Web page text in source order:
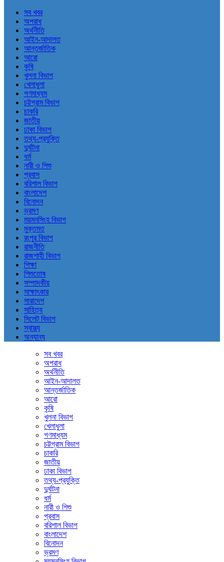
সব খবর
অপরাধ
অর্থনীতি
আইন-আদালত
আন্তর্জাতিক
আরো
কৃষি
খুলনা বিভাগ
খেলাধুলা
গণমাধ্যম
চট্টগ্রাম বিভাগ
চাকরি
জাতীয়
ঢাকা বিভাগ
তথ্য-প্রযুক্তি
দুর্ঘটনা
ধর্ম
নারী ও শিশু
প্রবাস
বরিশাল বিভাগ
বাংলাদেশ
বিনোদন
ভ্রমণ
ময়মনসিংহ বিভাগ
মুক্তমত
রংপুর বিভাগ
রাজনীতি
রাজশাহী বিভাগ
শিক্ষা
শিশুতোষ
সম্পাদকীয়
সাক্ষাৎকার
সারাদেশ
সাহিত্য
সিলেট বিভাগ
স্বাস্থ্য
অন্যান্য
সব খবর
অপরাধ
অর্থনীতি
আইন-আদালত
আন্তর্জাতিক
আরো
কৃষি
খুলনা বিভাগ
খেলাধুলা
গণমাধ্যম
চট্টগ্রাম বিভাগ
চাকরি
জাতীয়
ঢাকা বিভাগ
তথ্য-প্রযুক্তি
দুর্ঘটনা
ধর্ম
নারী ও শিশু
প্রবাস
বরিশাল বিভাগ
বাংলাদেশ
বিনোদন
ভ্রমণ